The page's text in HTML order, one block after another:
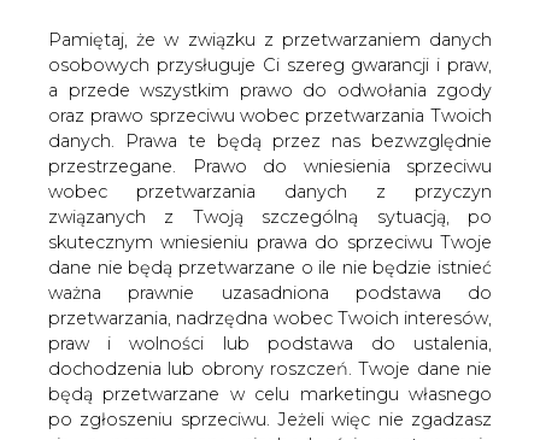
Pamiętaj, że w związku z przetwarzaniem danych
osobowych przysługuje Ci szereg gwarancji i praw,
a przede wszystkim prawo do odwołania zgody
oraz prawo sprzeciwu wobec przetwarzania Twoich
danych. Prawa te będą przez nas bezwzględnie
przestrzegane. Prawo do wniesienia sprzeciwu
wobec przetwarzania danych z przyczyn
związanych z Twoją szczególną sytuacją, po
skutecznym wniesieniu prawa do sprzeciwu Twoje
dane nie będą przetwarzane o ile nie będzie istnieć
ważna prawnie uzasadniona podstawa do
przetwarzania, nadrzędna wobec Twoich interesów,
praw i wolności lub podstawa do ustalenia,
dochodzenia lub obrony roszczeń. Twoje dane nie
będą przetwarzane w celu marketingu własnego
po zgłoszeniu sprzeciwu. Jeżeli więc nie zgadzasz
Przychody Grupy Eesti Energia
ostro w górę, ale z zyskami gorzej
W trzecim kwartale 2018 roku przychody
ze sprzedaży, działającego również w
Polsce, estońskiego koncernu